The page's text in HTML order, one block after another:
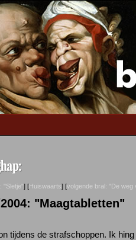
"Sletje"] [Huiswaarts] [volgende bral: "De weg
"Maagtabletten"
tijdens de strafschoppen. Ik